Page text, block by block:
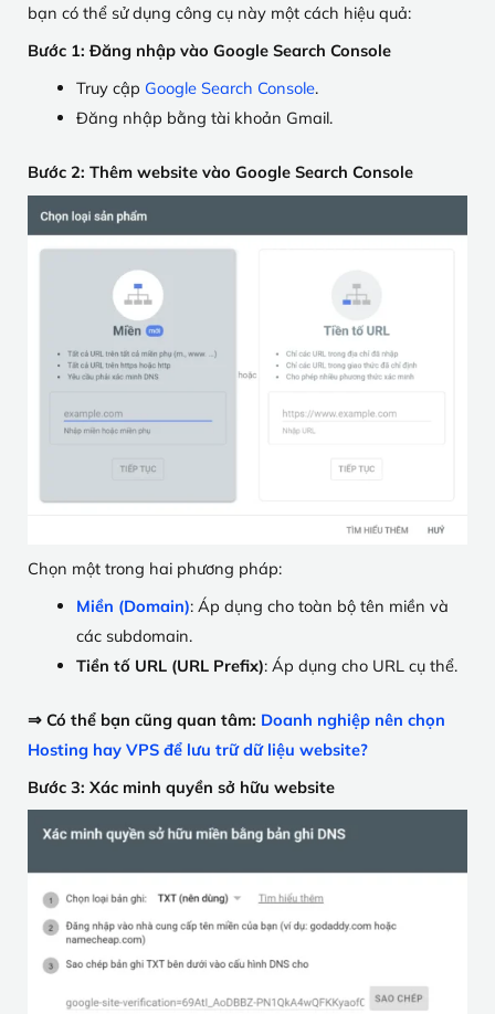
bạn có thể sử dụng công cụ này một cách hiệu quả:
Bước 1: Đăng nhập vào Google Search Console
Truy cập Google Search Console.
Đăng nhập bằng tài khoản Gmail.
Bước 2: Thêm website vào Google Search Console
Chọn một trong hai phương pháp:
Miền (Domain): Áp dụng cho toàn bộ tên miền và
các subdomain.
Tiền tố URL (URL Prefix): Áp dụng cho URL cụ thể.
⇒ Có thể bạn cũng quan tâm: Doanh nghiệp nên chọn
Hosting hay VPS để lưu trữ dữ liệu website?
Bước 3: Xác minh quyền sở hữu website